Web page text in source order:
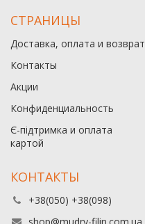
СТРАНИЦЫ
Доставка, оплата и возврат
Контакты
Акции
Конфиденциальность
Є-підтримка и оплата
картой
КОНТАКТЫ
+38(050) +38(098)